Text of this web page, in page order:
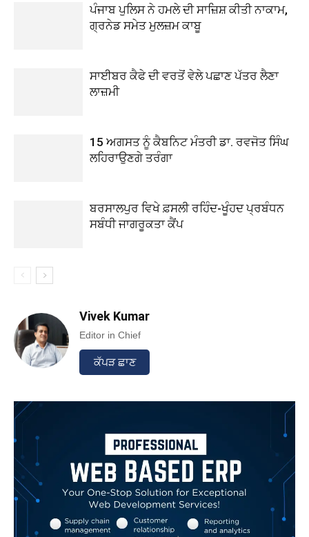
ਪੰਜਾਬ ਪੁਲਿਸ ਨੇ ਹਮਲੇ ਦੀ ਸਾਜ਼ਿਸ਼ ਕੀਤੀ ਨਾਕਾਮ,
ਗ੍ਰਨੇਡ ਸਮੇਤ ਮੁਲਜ਼ਮ ਕਾਬੂ
ਸਾਈਬਰ ਕੈਫੇ ਦੀ ਵਰਤੋਂ ਵੇਲੇ ਪਛਾਣ ਪੱਤਰ ਲੈਣਾ
ਲਾਜ਼ਮੀ
15 ਅਗਸਤ ਨੂੰ ਕੈਬਨਿਟ ਮੰਤਰੀ ਡਾ. ਰਵਜੋਤ ਸਿੰਘ
ਲਹਿਰਾਉਣਗੇ ਤਰੰਗਾ
ਬਰਸਾਲਪੁਰ ਵਿਖੇ ਫ਼ਸਲੀ ਰਹਿੰਦ-ਖੂੰਹਦ ਪ੍ਰਬੰਧਨ
ਸਬੰਧੀ ਜਾਗਰੂਕਤਾ ਕੈਂਪ
Vivek Kumar
Editor in Chief
ਕੱਪੜ ਛਾਣ